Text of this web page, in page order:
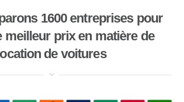
1600 entreprises pour
meilleur prix en matière de
de voitures